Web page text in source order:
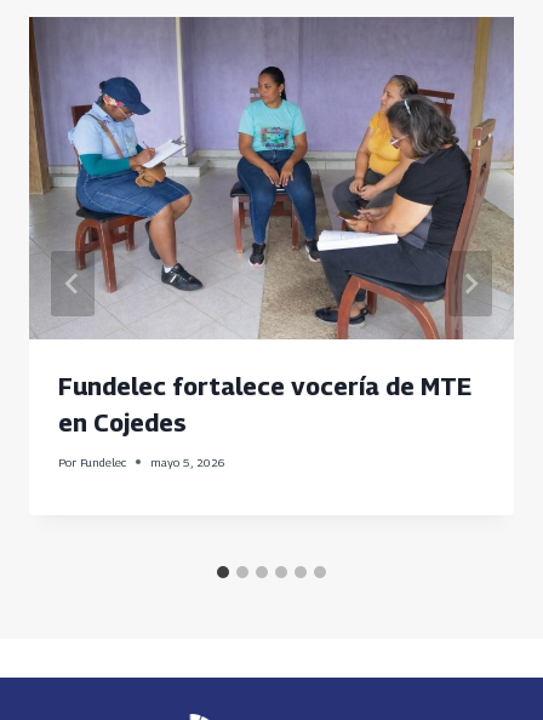
Fundelec fortalece vocería de MTE
en Cojedes
Por Fundelec mayo 5, 2026